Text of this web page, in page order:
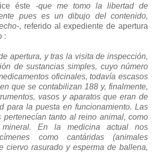
éste -que me tomo la libertad de
pues es un dibujo del contenido,
, referido al expediente de apertura
:
apertura, y tras la visita de inspección,
de sustancias simples, cuyo número
oficinales, todavía escasos
que se contabilizan 188 y, finalmente,
vasos y aparatos que eran de
para la puesta en funcionamiento. Las
pertenecían tanto al reino animal, como
En la medicina actual nos
como cantáridas (animales
ciervo rasurado y esperma de ballena,